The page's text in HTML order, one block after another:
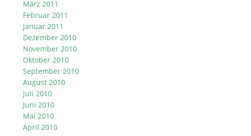
März 2011
Februar 2011
Januar 2011
Dezember 2010
November 2010
Oktober 2010
September 2010
August 2010
Juli 2010
Juni 2010
Mai 2010
April 2010